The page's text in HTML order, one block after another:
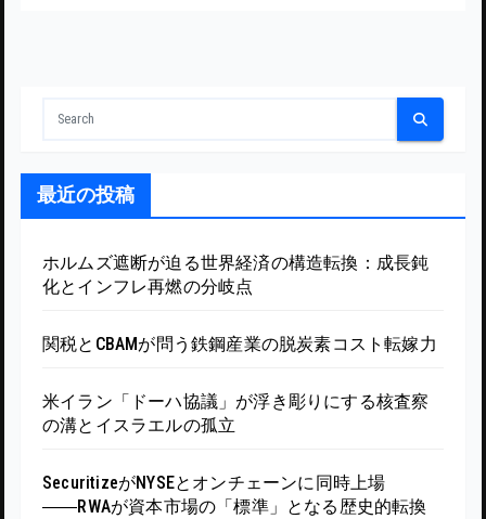
最近の投稿
ホルムズ遮断が迫る世界経済の構造転換：成長鈍
化とインフレ再燃の分岐点
関税とCBAMが問う鉄鋼産業の脱炭素コスト転嫁力
米イラン「ドーハ協議」が浮き彫りにする核査察
の溝とイスラエルの孤立
SecuritizeがNYSEとオンチェーンに同時上場
――RWAが資本市場の「標準」となる歴史的転換